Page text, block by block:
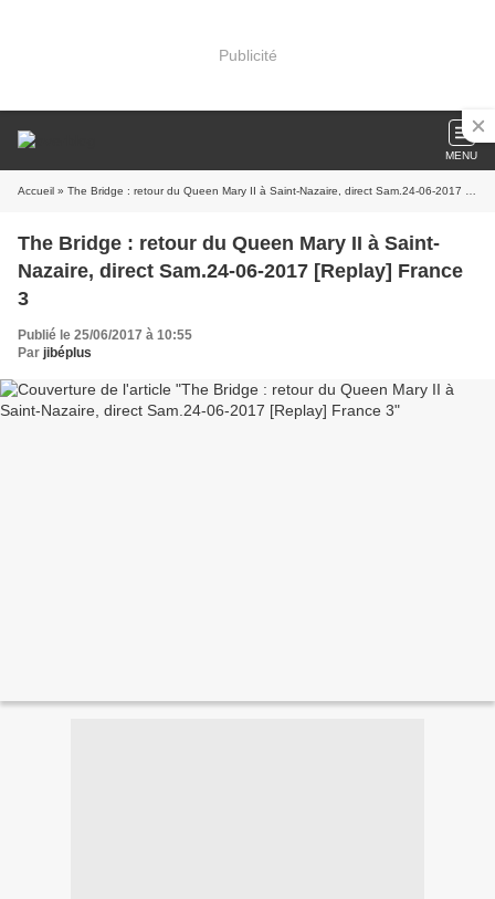
Publicité
MENU
Accueil » The Bridge : retour du Queen Mary II à Saint-Nazaire, direct Sam.24-06-2017 [Replay] France 3
The Bridge : retour du Queen Mary II à Saint-
Nazaire, direct Sam.24-06-2017 [Replay] France
3
Publié le 25/06/2017 à 10:55
Par jibéplus